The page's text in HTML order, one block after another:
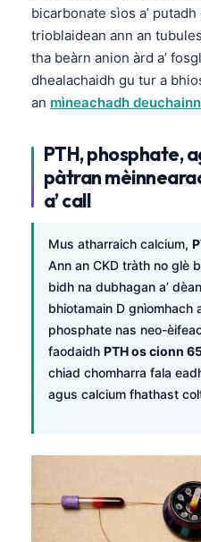
bicarbonate sìos a’
trioblaidean ann an
tha beàrn anion àrd a’
dhealachaidh gu tur a
an mìneachadh
PTH, phosphate,
pàtran
a’ call
Mus atharraich calcium,
Ann an CKD tràth no glè
bidh na dubhagan a’
bhiotamain D gnìomhach
phosphate nas neo-
faodaidh PTH os cionn
chiad chomharra fala
agus calcium fhathast
Slovenščina
Magyar
తెలుగు
தமிழ்
ಕನ್ನಡ
മലയാളം
Bahasa Melayu
Tiếng Việt
Tagalog
ဗမာစာ
ភាសាខ្មែរ
Kiswahili